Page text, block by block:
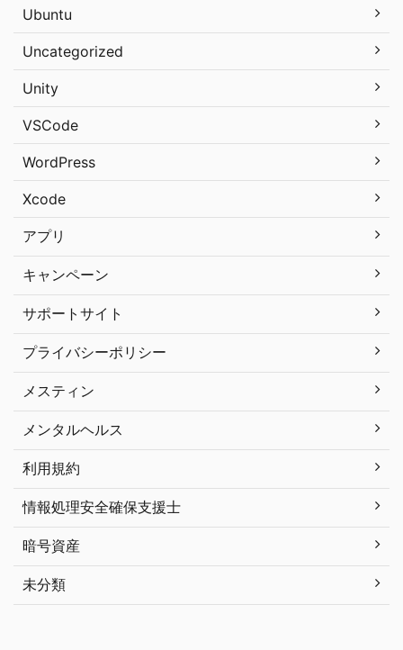
Ubuntu
Uncategorized
Unity
VSCode
WordPress
Xcode
アプリ
キャンペーン
サポートサイト
プライバシーポリシー
メスティン
メンタルヘルス
利用規約
情報処理安全確保支援士
暗号資産
未分類